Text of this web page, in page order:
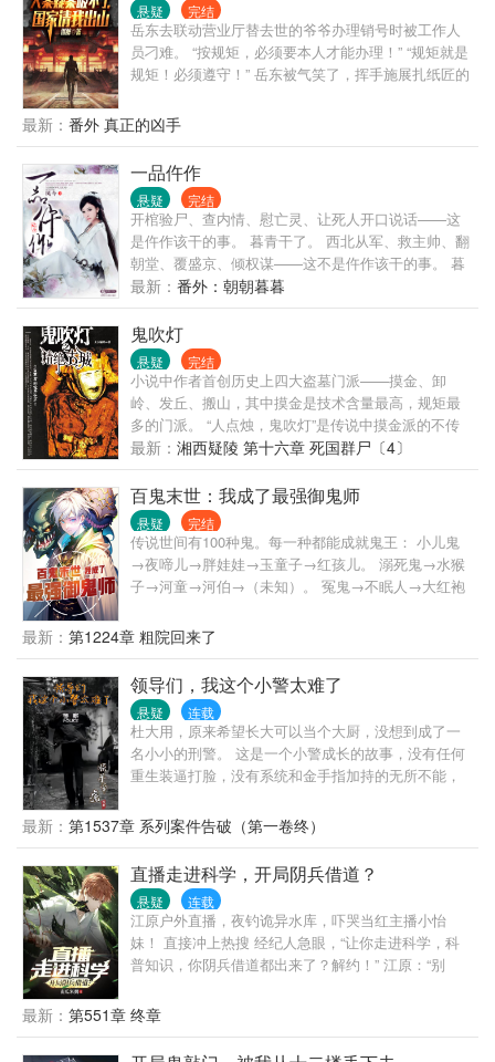
悬疑 完结
岳东去联动营业厅替去世的爷爷办理销号时被工作人
员刁难。 “按规矩，必须要本人才能办理！” “规矩就是
规矩！必须遵守！” 岳东被气笑了，挥手施展扎纸匠的
便失禁进了医院！ 岳东也被带去了治安所。 岳
东：“冤枉啊，我只是按照工作人员的要求把本人请上
来而已。” 治安员只相信科学。 “真把当我们憨憨？
来，我这里刚好有个案子，现场给我们表演一个！” 岳
东无奈，挥手：“太上老君急急如律令！！！” 下一
秒，治安员麻了！这家伙是真能啊！ 岳东一出手便帮
治安所破获了一起弑父案，整个治安局震惊！ 太好
了，国家就需要你这样的特殊人才，请务必来我们部
门！！！
最新： 番外 真正的凶手
一品仵作
悬疑 完结
开棺验尸、查内情、慰亡灵、让死人开口说话——这
是仵作该干的事。 暮青干了。 西北从军、救主帅、翻
朝堂、覆盛京、倾权谋——这不是仵作该干的事。 暮
青也干了。 可她剖得了死人，剖得了活人，剖得了这
铁血王朝，如何剖解此生真情？ 待山河裂，烽烟起，
她一袭烈衣卷入千军万马，“我求一生完整的感情，不
欺不弃。欺我者，我永弃！” 风雷动，四海惊，天下
倾，属于她一生的传奇，此刻，开启——
最新： 番外：朝朝暮暮
鬼吹灯
悬疑 完结
小说中作者首创历史上四大盗墓门派——摸金、卸
岭、发丘、搬山，其中摸金是技术含量最高，规矩最
多的门派。 “人点烛，鬼吹灯”是传说中摸金派的不传
之秘，意为进入古墓之中先在东南角点燃一支蜡烛才
能开棺，如果蜡烛熄灭，须速速退出，不可取一物。
相传这是祖师爷所定的一条活人与死人的契约，千年
传承，不得破。 有谚为证：发丘印，摸金符，搬山卸
岭寻龙诀； 人点蜡，鬼吹灯，勘舆倒斗觅星峰； 水银
癍，养明器，龙楼宝殿去无数； 窨沉棺，青铜椁，八
字不硬莫近前。
最新： 湘西疑陵 第十六章 死国群尸〔4〕
百鬼末世：我成了最强御鬼师
悬疑 完结
传说世间有100种鬼。每一种都能成就鬼王： 小儿鬼
→夜啼儿→胖娃娃→玉童子→红孩儿。 溺死鬼→水猴
子→河童→河伯→（未知）。 冤鬼→不眠人→大红袍
一个神秘主位。 终于集齐12种鬼，主位上出现一个身
影：钟馗。 前世为了守住江畔小区呕心沥血，却换来
他们恩将仇报。 这一世，带着两条半鬼王路线回来，
所有债，都得偿还！ —— 本书设计了足足100种鬼，
加上晋阶形态，共计700种鬼。 诡异如画皮、入殓
师、长明灯、胖娃娃。 神秘如金不换、白骨菩萨，滴
血梅花。 强大如屠夫、武状元、阿修罗、皇帝。 升级
方式也有700种： 溺死鬼溺死9人能晋阶水猴子。 武夫
皮嫁衣，穿上就能晋阶花腰新娘…… （无系统，不圣
母。不水剧情；装逼打脸合情合理；绝无莫名其妙机
缘；更无反派无脑骑脸；感情不会拖拖拉拉；打架永
远不超一章；如果这些是你想看到的，请放心食用）
最新： 第1224章 粗院回来了
领导们，我这个小警太难了
悬疑 连载
杜大用，原来希望长大可以当个大厨，没想到成了一
名小小的刑警。 这是一个小警成长的故事，没有任何
重生装逼打脸，没有系统和金手指加持的无所不能，
温情，有着些许的青涩的恋情，有着父慈子孝的亲
情，有着调皮的领导，无厘头的同事。 小警杜大用有
着不错的观察力，不错的逻辑思维能力，不错的判断
力，不错的想象力，面对案件百折不挠，从细微处入
手，从纷乱中抽丝剥茧，将一个个案件慢慢侦破。 没
有那些所谓的玄乎和悬乎，从头到尾的又臭又长，只
有一颗真正对刑警这个职业的尊重和敬畏之心。 作者
开篇写的有些青涩，后期写的稍微好点儿了，可以先
最新： 第1537章 系列案件告破（第一卷终）
直播走进科学，开局阴兵借道？
悬疑 连载
江原户外直播，夜钓诡异水库，吓哭当红主播小怡
妹！ 直接冲上热搜 经纪人急眼，“让你走进科学，科
普知识，你阴兵借道都出来了？解约！” 江原：“别
查凶案 平台找上门，千万年薪签约！ 江原在恐怖禁地
疯狂整活， 人气上涨，系统奖励也蹭蹭上， 观众们都
吓飞了？ 江原：“哦，那我舒坦了”
最新： 第551章 终章